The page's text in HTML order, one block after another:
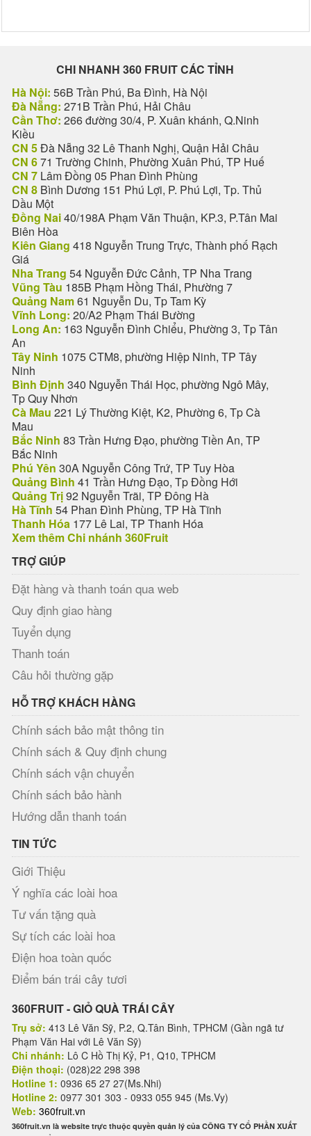
CHI NHANH 360 FRUIT CÁC TỈNH
Hà Nội: 56B Trần Phú, Ba Đình, Hà Nội
Đà Nẵng: 271B Trần Phú, Hải Châu
Cần Thơ: 266 đường 30/4, P. Xuân khánh, Q.Ninh
Kiều
CN 5Đà Nẵng 32 Lê Thanh Nghị, Quận Hải Châu
CN 671 Trường Chinh, Phường Xuân Phú, TP Huế
CN 7 Lâm Đồng 05 Phan Đình Phùng
CN 8 Bình Dương 151 Phú Lợi, P. Phú Lợi, Tp. Thủ
Dầu Một
Đồng Nai40/198A Phạm Văn Thuận, KP.3, P.Tân Mai
Biên Hòa
Kiên Giang 418 Nguyễn Trung Trực, Thành phố Rạch
Giá
Nha Trang 54 Nguyễn Đức Cảnh, TP Nha Trang
Vũng Tàu 185B Phạm Hồng Thái, Phường 7
Quảng Nam61 Nguyễn Du, Tp Tam Kỳ
Vĩnh Long: 20/A2 Phạm Thái Bường
Long An: 163 Nguyễn Đình Chiểu, Phường 3, Tp Tân
An
Tây Ninh 1075 CTM8, phường Hiệp Ninh, TP Tây
Ninh
Bình Định 340 Nguyễn Thái Học, phường Ngô Mây,
Tp Quy Nhơn
Cà Mau 221 Lý Thường Kiệt, K2, Phường 6, Tp Cà
Mau
Bắc Ninh 83 Trần Hưng Đạo, phường Tiền An, TP
Bắc Ninh
Phú Yên 30A Nguyễn Công Trứ, TP Tuy Hòa
Quảng Bình 41 Trần Hưng Đạo, Tp Đồng Hới
Quảng Trị92 Nguyễn Trãi, TP Đông Hà
Hà Tĩnh 54 Phan Đình Phùng, TP Hà Tĩnh
Thanh Hóa 177 Lê Lai, TP Thanh Hóa
Xem thêm Chi nhánh 360Fruit
TRỢ GIÚP
Đặt hàng và thanh toán qua web
Quy định giao hàng
Tuyển dụng
Thanh toán
Câu hỏi thường gặp
HỖ TRỢ KHÁCH HÀNG
Chính sách bảo mật thông tin
Chính sách & Quy định chung
Chính sách vận chuyển
Chính sách bảo hành
Hướng dẫn thanh toán
TIN TỨC
Giới Thiệu
Ý nghĩa các loài hoa
Tư vấn tặng quà
Sự tích các loài hoa
Điện hoa toàn quốc
Điểm bán trái cây tươi
360FRUIT - GIỎ QUÀ TRÁI CÂY
Trụ sở: 413 Lê Văn Sỹ, P.2, Q.Tân Bình, TPHCM (Gần ngã tư
Phạm Văn Hai với Lê Văn Sỹ)
Chi nhánh: Lô C Hồ Thị Kỷ, P1, Q10, TPHCM
Điện thoại: (028)22 298 398
Hotline 1: 0936 65 27 27(Ms.Nhi)
Hotline 2: 0977 301 303 - 0933 055 945 (Ms.Vy)
Web: 360fruit.vn
360fruit.vn là website trực thuộc quyền quản lý của CÔNG TY CỔ PHẦN XUẤT